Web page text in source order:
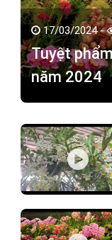
17/03/2024 -
Tuyệt
năm 2024